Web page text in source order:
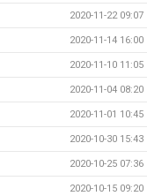
2020-11-22 09:07
2020-11-14 16:00
2020-11-10 11:05
2020-11-04 08:20
2020-11-01 10:45
2020-10-30 15:43
2020-10-25 07:36
2020-10-15 09:20